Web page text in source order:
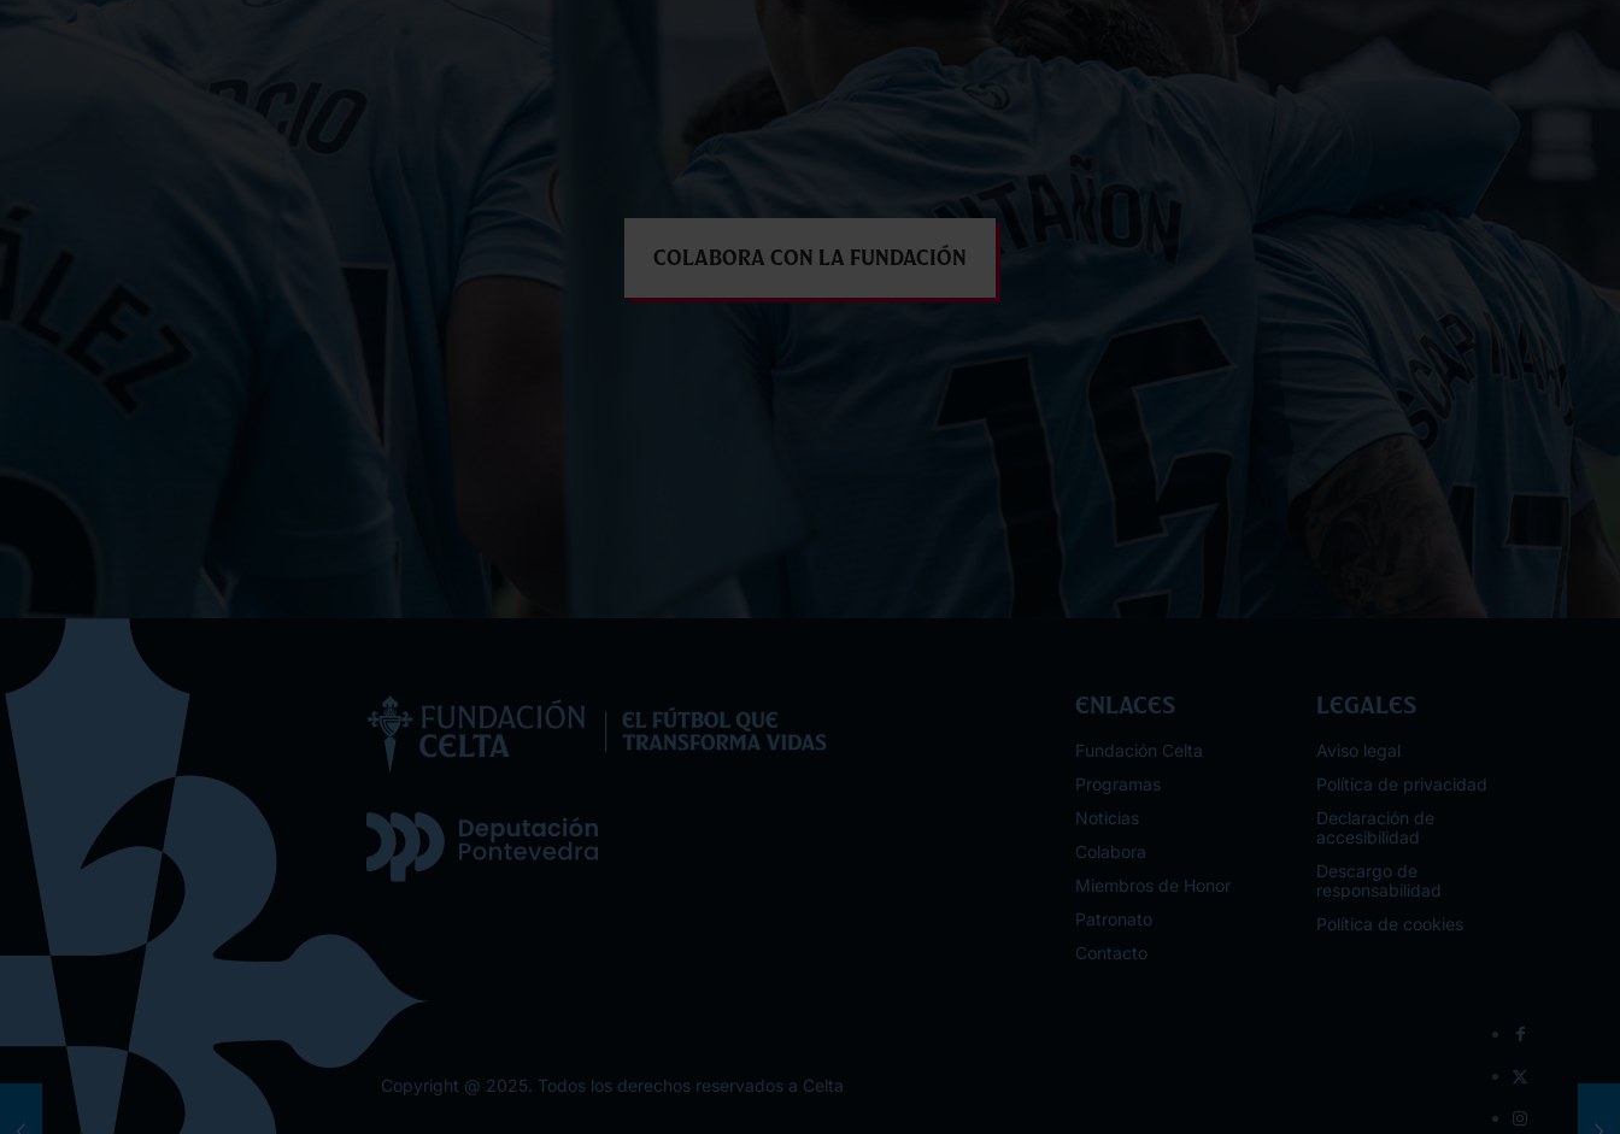
Colabora con la Fundación
Enlaces
Fundación Celta
Programas
Noticias
Colabora
Miembros de Honor
Patronato
Contacto
Legales
Aviso legal
Política de privacidad
Declaración de
accesibilidad
Descargo de
responsabilidad
Política de cookies
Copyright @ 2025. Todos los derechos reservados a Celta